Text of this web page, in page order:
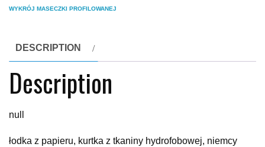
WYKRÓJ MASECZKI PROFILOWANEJ
DESCRIPTION
Description
null
łodka z papieru, kurtka z tkaniny hydrofobowej, niemcy